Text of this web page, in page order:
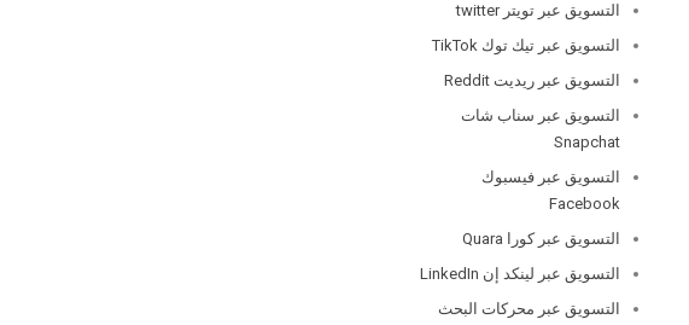
التسويق عبر تويتر twitter
التسويق عبر تيك توك TikTok
التسويق عبر ريديت Reddit
التسويق عبر سناب شات
Snapchat
التسويق عبر فيسبوك
Facebook
التسويق عبر كورا Quara
التسويق عبر لينكد إن LinkedIn
التسويق عبر محركات البحث